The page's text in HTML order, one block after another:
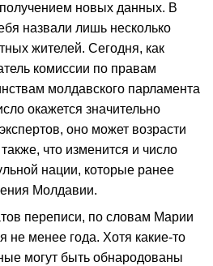
новых данных. В
назвали лишь несколько
жителей. Сегодня, как
комиссии по правам
молдавского парламента
окажется значительно
оно может возрасти
что изменится и число
нации, которые ранее
Молдавии.
переписи, по словам Марии
не менее года. Хотя какие-то
могут быть обнародованы